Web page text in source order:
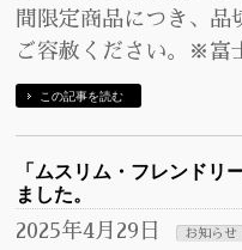
間限定商品につき、品
ご容赦ください。※富
この記事を読む
「ムスリム・フレンドリ
ました。
2025年4月29日 お知らせ